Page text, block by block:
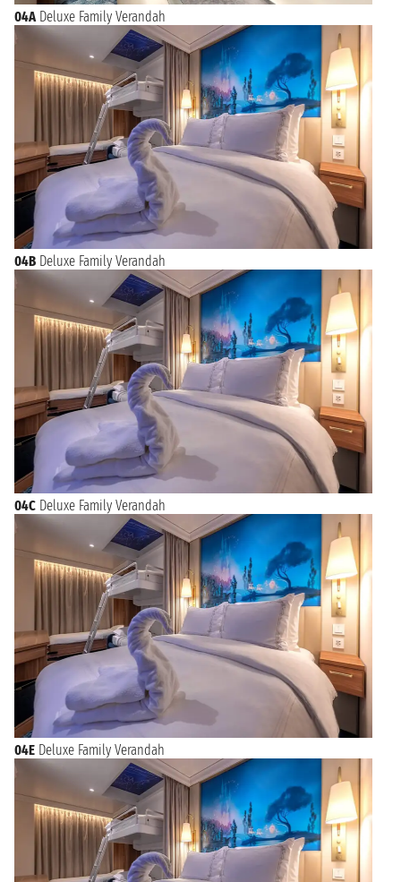
04A Deluxe Family Verandah
04B Deluxe Family Verandah
04C Deluxe Family Verandah
04E Deluxe Family Verandah